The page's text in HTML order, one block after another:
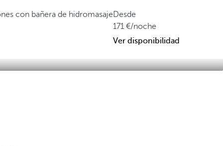
con bañera de hidromasajeDesde
171
/noche
Ver disponibilidad